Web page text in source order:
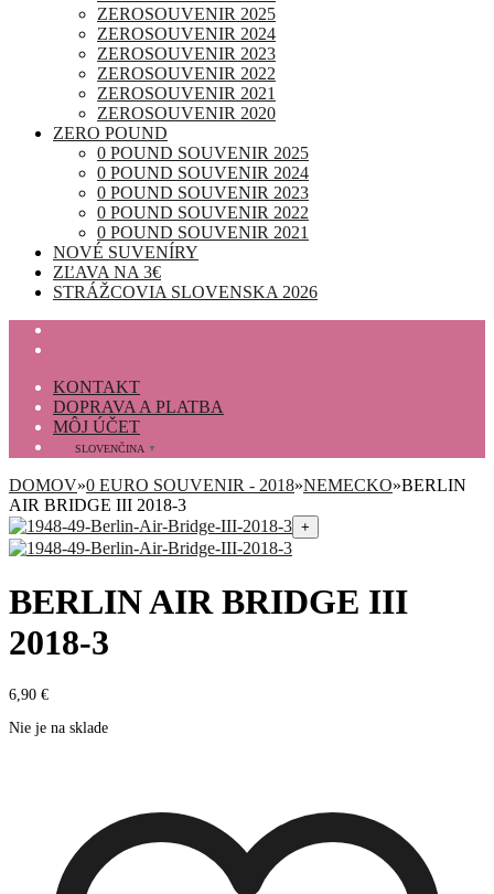
ZEROSOUVENIR 2025
ZEROSOUVENIR 2024
ZEROSOUVENIR 2023
ZEROSOUVENIR 2022
ZEROSOUVENIR 2021
ZEROSOUVENIR 2020
ZERO POUND
0 POUND SOUVENIR 2025
0 POUND SOUVENIR 2024
0 POUND SOUVENIR 2023
0 POUND SOUVENIR 2022
0 POUND SOUVENIR 2021
NOVÉ SUVENÍRY
ZĽAVA NA 3€
STRÁŽCOVIA SLOVENSKA 2026
KONTAKT
DOPRAVA A PLATBA
MÔJ ÚČET
SLOVENČINA ▼
DOMOV»0 EURO SOUVENIR - 2018»NEMECKO»BERLIN
AIR BRIDGE III 2018-3
+
BERLIN AIR BRIDGE III
2018-3
6,90 €
Nie je na sklade